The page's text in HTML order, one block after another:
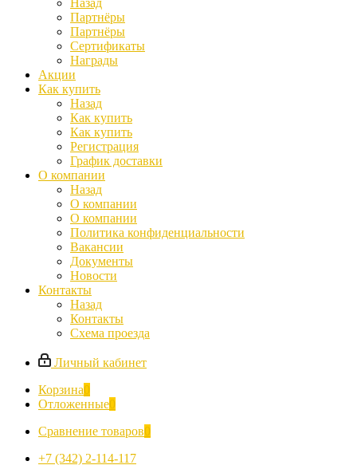
Назад
Партнёры
Партнёры
Сертификаты
Награды
Акции
Как купить
Назад
Как купить
Как купить
Регистрация
График доставки
О компании
Назад
О компании
О компании
Политика конфиденциальности
Вакансии
Документы
Новости
Контакты
Назад
Контакты
Схема проезда
Личный кабинет
Корзина0
Отложенные0
Сравнение товаров0
+7 (342) 2-114-117